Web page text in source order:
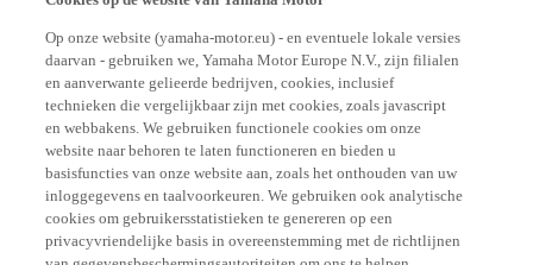
daarvan - gebruiken we, Yamaha Motor Europe N.V., zijn filialen
en aanverwante gelieerde bedrijven, cookies, inclusief
technieken die vergelijkbaar zijn met cookies, zoals javascript
en webbakens. We gebruiken functionele cookies om onze
website naar behoren te laten functioneren en bieden u
basisfuncties van onze website aan, zoals het onthouden van uw
inloggegevens en taalvoorkeuren. We gebruiken ook analytische
cookies om gebruikersstatistieken te genereren op een
privacyvriendelijke basis in overeenstemming met de richtlijnen
van gegevensbeschermingsautoriteiten om ons te helpen